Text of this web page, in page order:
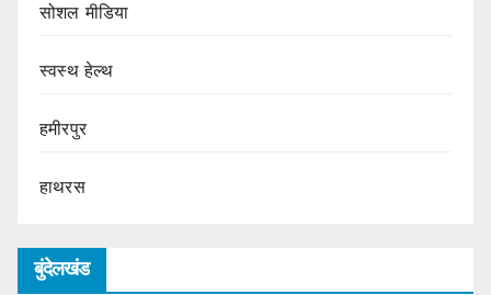
सोशल मीडिया
स्वस्थ हेल्थ
हमीरपुर
हाथरस
बुंदेलखंड